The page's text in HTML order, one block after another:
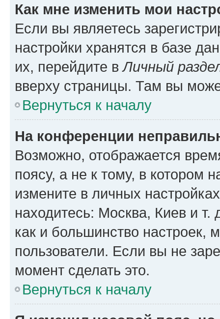
Как мне изменить мои
Если вы являетесь
настройки хранятся в базе
их, перейдите вЛичный
вверху страницы. Там вы
Вернуться к началу
На конференции
Возможно, отображается
поясу, а не к тому, в котором
измените в личных
находитесь: Москва, Киев и т.
как и большинство настроек,
пользователи. Если вы не
момент сделать это.
Вернуться к началу